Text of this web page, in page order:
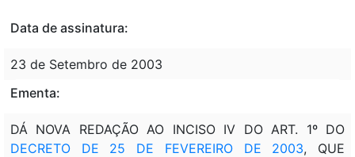
Data de assinatura:
23 de Setembro de 2003
Ementa:
DÁ NOVA REDAÇÃO AO INCISO IV DO ART. 1º DO
DECRETO DE 25 DE FEVEREIRO DE 2003, QUE